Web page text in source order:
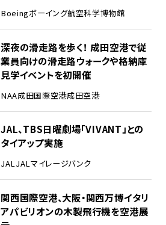
Boeingボーイング航空科学博物館
深夜の滑走路を歩く！ 成田空港で従
業員向けの滑走路ウォークや格納庫
見学イベントを初開催
NAA成田国際空港成田空港
JAL、TBS日曜劇場「VIVANT」との
タイアップ実施
JALJALマイレージバンク
関西国際空港、大阪・関西万博イタリ
アパビリオンの木製飛行機を空港展